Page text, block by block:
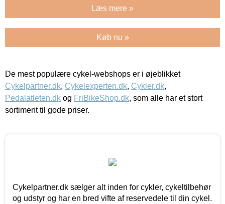
Læs mere »
Køb nu »
De mest populære cykel-webshops er i øjeblikket
Cykelpartner.dk, Cykelexperten.dk, Cykler.dk,
Pedalatleten.dk og FriBikeShop.dk, som alle har et stort
sortiment til gode priser.
Cykelpartner.dk sælger alt inden for cykler, cykeltilbehør
og udstyr og har en bred vifte af reservedele til din cykel.